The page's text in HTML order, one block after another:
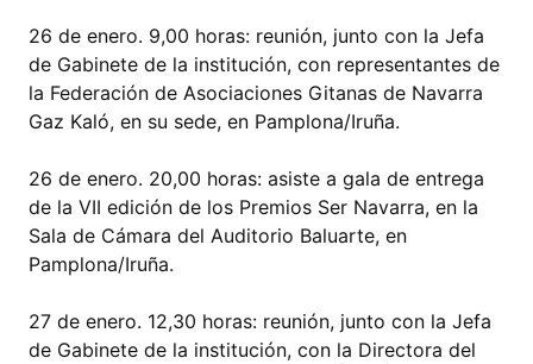
26 de enero. 9,00 horas: reunión, junto con la Jefa
de Gabinete de la institución, con representantes de
la Federación de Asociaciones Gitanas de Navarra
Gaz Kaló, en su sede, en Pamplona/Iruña.
26 de enero. 20,00 horas: asiste a gala de entrega
de la VII edición de los Premios Ser Navarra, en la
Sala de Cámara del Auditorio Baluarte, en
Pamplona/Iruña.
27 de enero. 12,30 horas: reunión, junto con la Jefa
de Gabinete de la institución, con la Directora del